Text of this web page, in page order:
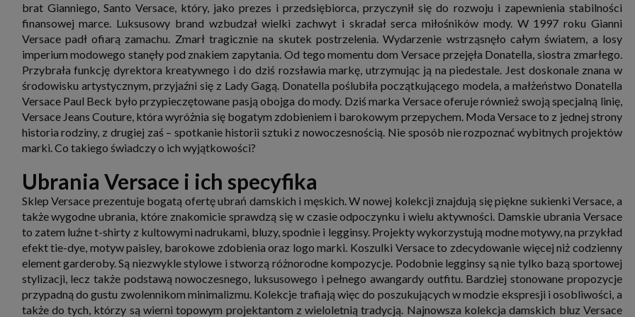
zbierania i przetwarzania danych osobowych w celu personalizowania treści i reklam oraz analizowania
stronach, aplikacjach i w Internecie. W ten sposób technologię tę wykorzystują również podmioty z
SAGIER oraz nasi Zaufani Partnerzy, którzy także chcą dopasowywać reklamy do Twoich preferencji.
dane informatyczne zapisywane w plikach i przechowywane na Twoim urządzeniu końcowym (tj. twój
tablet, smartphone itp.), które przeglądarka wysyła do serwera przy każdorazowym wejściu na stronę
urządzenia, podczas gdy odwiedzasz strony w Internecie. Szczegółową informację na temat plików
funkcjonowania znajdzieszpod tym linkiem. Pod tym linkiem znajdziesz także informację o tym jak
ustawienia przeglądarki, aby ograniczyć lub wyłączyć funkcjonowanie plików cookies itp. oraz jak
pliki z Twojego urządzenia.
Twoje uprawnienia
Przysługują Ci następujące uprawnienia wobec Twoich danych i ich przetwarzania przez nas, inne
Grupy SAGIER i Zaufanych Partnerów:
2. Masz również prawo żądania dostępu do Twoich danych osobowych, ich sprostowania,
ograniczenia przetwarzania, prawo do przeniesienia danych, wyrażenia sprzeciwu wobec przetwarzania
oraz prawo do wniesienia skargi do organu nadzorczego, którym w Polsce jest Prezes Urzędu Ochrony
znajdziesz dodatkowe informacje dotyczące przetwarzania danych i
uprawnień.
brat Gianniego, Santo Versace, który, jako prezes i przedsiębiorca, przyczynił się do rozwoju i zapewnienia stabilności
finansowej marce. Luksusowy brand wzbudzał wielki zachwyt i skradał serca miłośników mody. W 1997 roku Gianni
Versace padł ofiarą zamachu. Zmarł tragicznie na skutek postrzelenia. Wydarzenie wstrząsnęło całym światem, a losy
imperium modowego stanęły pod znakiem zapytania. Od tego momentu dom Versace przejęła Donatella, siostra zmarłego.
Przybrała funkcję dyrektora kreatywnego i do dziś rozsławia markę, utrzymując ją na piedestale. Jest doskonale znana w
środowisku artystycznym, przyjaźni się z Lady Gagą. Donatella poślubiła początkującego modela, a małżeństwo Donatella
Versace Paul Beck było przypieczętowane pasją obojga do mody. Dziś marka Versace oferuje również swoją specjalną linię,
Versace Jeans Couture, która wyróżnia się bogatym zdobieniem i barokowym przepychem. Moda Versace to z jednej strony
historia rodziny, z drugiej zaś – spotkanie historii sztuki z nowoczesnością. Nie sposób nie rozpoznać wybitnych projektów
marki. Co takiego świadczy o ich wyjątkowości?
Ubrania Versace i ich specyfika
Sklep Versace prezentuje bogatą ofertę ubrań damskich i męskich. W nowej kolekcji znajdują się piękne sukienki Versace, a
także wygodne ubrania, które znakomicie sprawdzą się w czasie odpoczynku i wielu aktywności. Damskie ubrania Versace
to zatem luźne t-shirty z kultowymi nadrukami, bluzy, spodnie i legginsy. Projekty wykorzystują modne motywy, na przykład
efekt tie-dye, motyw paisley, barokowe zdobienia oraz logo marki. Koszulki Versace to zdecydowanie więcej niż codzienny
element garderoby. Są niezwykle stylowe i stworzą różnorodne kompozycje. Podobnie legginsy są nie tylko bazą sportowej
stylizacji, lecz także podstawą nowoczesnego, luksusowego i pełnego awangardy outfitu. Bardziej stonowane propozycje
przypadną do gustu zwolennikom minimalizmu. Kolekcje trafiają więc do poszukujących w modzie ekspresji i osobliwości, a
także do tych, którzy są wierni topowym projektantom z wieloletnią tradycją. Najnowsza kolekcja damskich bluz Versace